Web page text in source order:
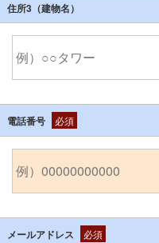
住所3（建物名）
電話番号 必須
メールアドレス 必須